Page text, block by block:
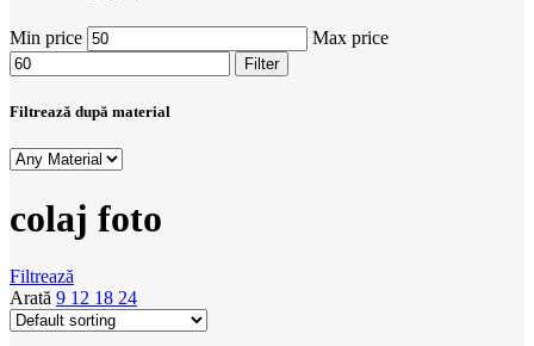
Min price Max price
Filter
Filtrează după material
colaj foto
Filtrează
Arată 9 12 18 24